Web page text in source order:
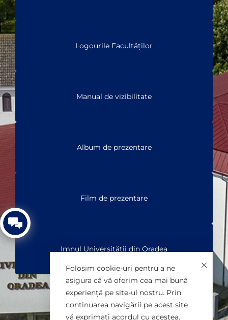
Logourile Facultăților
Manual de vizibilitate
Album de prezentare
Film de prezentare
Imnul Universității din Oradea
Folosim cookie-uri pentru a ne
asigura că vă oferim cea mai bună
experiență pe site-ul nostru. Prin
continuarea navigării pe acest site
vă exprimați acordul cu acestea.